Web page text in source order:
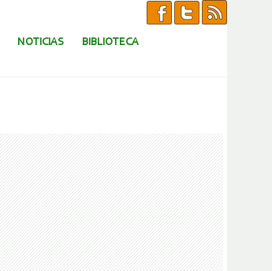
NOTICIAS BIBLIOTECA